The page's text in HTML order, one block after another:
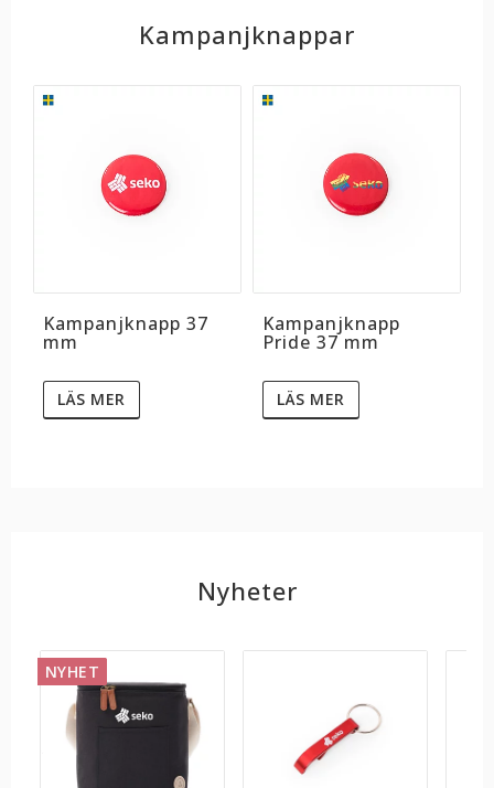
Kampanjknappar
Kampanjknapp 37
mm
LÄS MER
Kampanjknapp
Pride 37 mm
LÄS MER
Nyheter
NYHET